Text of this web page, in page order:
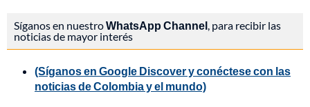
Síganos en nuestroWhatsApp Channel, para recibir las
noticias de mayor interés
(Síganos en Google Discover y conéctese con las
noticias de Colombia y el mundo)